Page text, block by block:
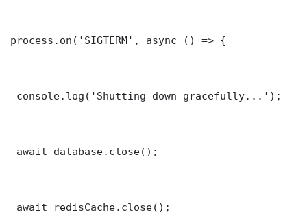
process.on('SIGTERM', async () => {
console.log('Shutting down gracefully...');
await database.close();
await redisCache.close();